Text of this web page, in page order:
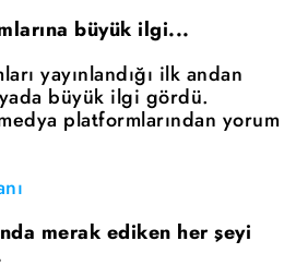
büyük ilgi...
yayınlandığı ilk andan
büyük ilgi gördü.
platformlarından yorum
merak ediken her şeyi